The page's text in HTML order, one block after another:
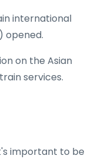
international
opened.
on the Asian
services.
important to be